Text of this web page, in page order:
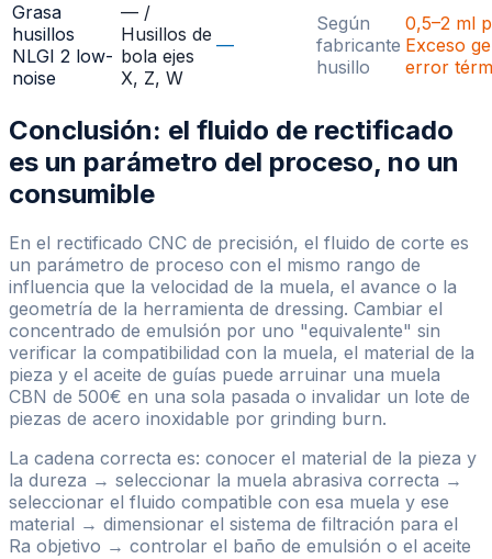
Grasa
husillos
NLGI 2 low-
noise
— /
Husillos de
bola ejes
X, Z, W
—
Según
fabricante
husillo
0,5–2 ml
Exceso
error
Conclusión: el fluido de rectificado
es un parámetro del proceso, no un
consumible
En el rectificado CNC de precisión, el fluido de corte es
un parámetro de proceso con el mismo rango de
influencia que la velocidad de la muela, el avance o la
geometría de la herramienta de dressing. Cambiar el
concentrado de emulsión por uno "equivalente" sin
verificar la compatibilidad con la muela, el material de la
pieza y el aceite de guías puede arruinar una muela
CBN de 500€ en una sola pasada o invalidar un lote de
piezas de acero inoxidable por grinding burn.
La cadena correcta es: conocer el material de la pieza y
la dureza → seleccionar la muela abrasiva correcta →
seleccionar el fluido compatible con esa muela y ese
material → dimensionar el sistema de filtración para el
Ra objetivo → controlar el baño de emulsión o el aceite